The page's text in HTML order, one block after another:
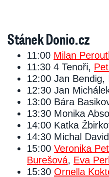
Stánek Donio.cz
11:00 Milan
11:30 4 Tenoři,
12:00 Jan Bendig,
12:30 Jan
13:00 Bára
13:30 Monika
14:00 Katka
14:30 Michal David
15:00 Veronika
Burešová, Eva
15:30 Ornella